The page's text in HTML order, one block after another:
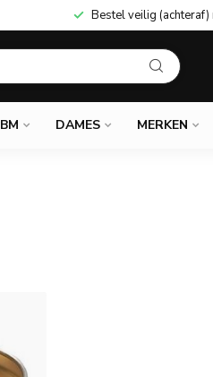
Bestel veilig
DAMES MERKEN